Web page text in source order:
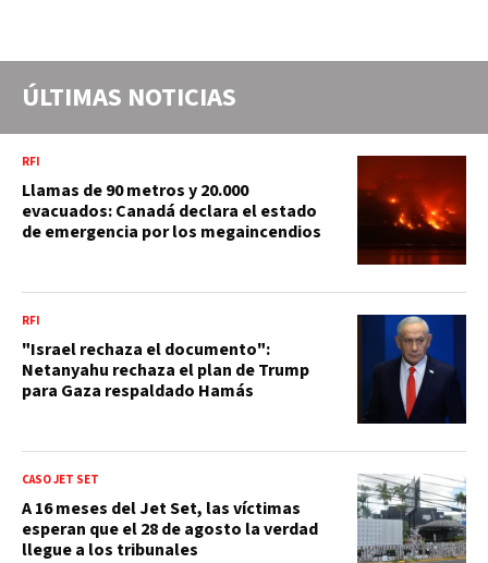
ÚLTIMAS NOTICIAS
RFI
Llamas de 90 metros y 20.000
evacuados: Canadá declara el estado
de emergencia por los megaincendios
RFI
"Israel rechaza el documento":
Netanyahu rechaza el plan de Trump
para Gaza respaldado Hamás
CASO JET SET
A 16 meses del Jet Set, las víctimas
esperan que el 28 de agosto la verdad
llegue a los tribunales